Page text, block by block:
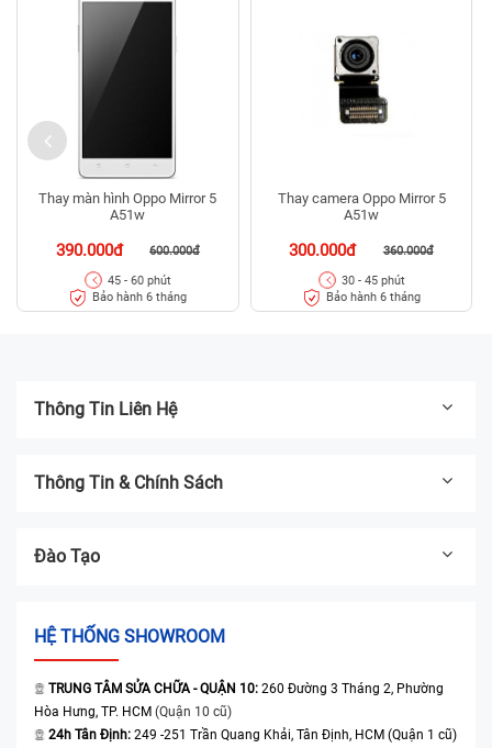
Thay màn hình Oppo Mirror 5
A51w
390.000đ 600.000đ
45 - 60 phút
Bảo hành 6 tháng
Thay camera Oppo Mirror 5
A51w
300.000đ 360.000đ
30 - 45 phút
Bảo hành 6 tháng
Thông Tin Liên Hệ
Thông Tin & Chính Sách
Đào Tạo
HỆ THỐNG SHOWROOM
TRUNG TÂM SỬA CHỮA - QUẬN 10: 260 Đường 3 Tháng 2, Phường
Hòa Hưng, TP. HCM (Quận 10 cũ)
24h Tân Định: 249 -251 Trần Quang Khải, Tân Định, HCM (Quận 1 cũ)